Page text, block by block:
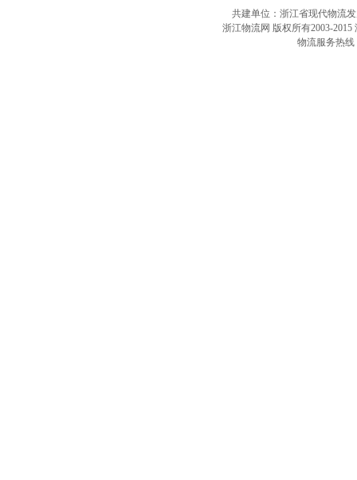
共建单位：浙江省现代物流
浙江物流网 版权所有2003-2015
物流服务热线